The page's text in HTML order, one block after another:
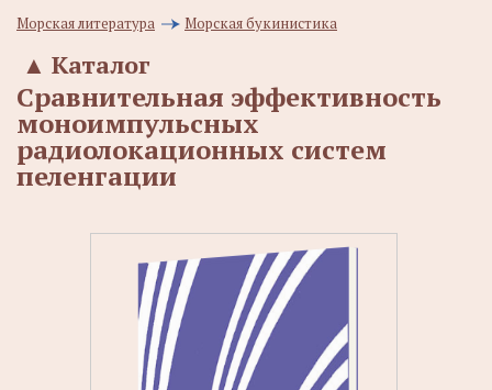
Морская литература Морская букинистика
Каталог
▲
Сравнительная эффективность
моноимпульсных
радиолокационных систем
пеленгации